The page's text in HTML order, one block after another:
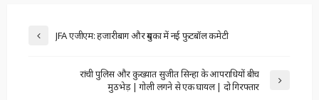
JFA एजीएम: हजारीबाग और दुमका में नई फुटबॉल कमेटी
रांची पुलिस और कुख्यात सुजीत सिन्हा के आपराधियों बीच
मुठभेड़ | गोली लगने से एक घायल | दो गिरफ्तार